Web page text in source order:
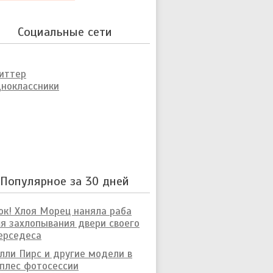
Социальные сети
Популярное за 30 дней
Хлоя Морец наняла раба
захлопывания двери своего
Пирс и другие модели в
фотосессии